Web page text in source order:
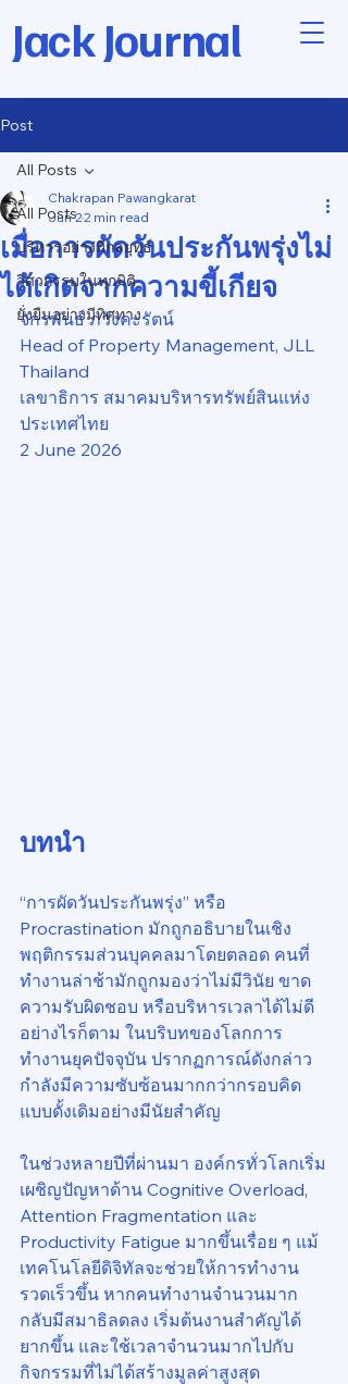
Jack Journal
Post
All Posts
บริหารอย่างมีกลยุทธ์
วิศวกรรมในทุกมิติ
ยั่งยืนอย่างมีทิศทาง
All Posts
เมื่อการผัดวันประกันพรุ่งไม่
ได้เกิดจากความขี้เกียจ
Chakrapan Pawangkarat
Jun 22 min read
จักรพันธ์ ภวังคะรัตน์
Head of Property Management, JLL
Thailand
เลขาธิการ สมาคมบริหารทรัพย์สินแห่ง
ประเทศไทย
2 June 2026
บทนำ
“การผัดวันประกันพรุ่ง” หรือ
Procrastination มักถูกอธิบายในเชิง
พฤติกรรมส่วนบุคคลมาโดยตลอด คนที่
ทำงานล่าช้ามักถูกมองว่าไม่มีวินัย ขาด
ความรับผิดชอบ หรือบริหารเวลาได้ไม่ดี
อย่างไรก็ตาม ในบริบทของโลกการ
ทำงานยุคปัจจุบัน ปรากฏการณ์ดังกล่าว
กำลังมีความซับซ้อนมากกว่ากรอบคิด
แบบดั้งเดิมอย่างมีนัยสำคัญ
ในช่วงหลายปีที่ผ่านมา องค์กรทั่วโลกเริ่ม
เผชิญปัญหาด้าน Cognitive Overload,
Attention Fragmentation และ
Productivity Fatigue มากขึ้นเรื่อย ๆ แม้
เทคโนโลยีดิจิทัลจะช่วยให้การทำงาน
รวดเร็วขึ้น หากคนทำงานจำนวนมาก
กลับมีสมาธิลดลง เริ่มต้นงานสำคัญได้
ยากขึ้น และใช้เวลาจำนวนมากไปกับ
กิจกรรมที่ไม่ได้สร้างมูลค่าสูงสุด